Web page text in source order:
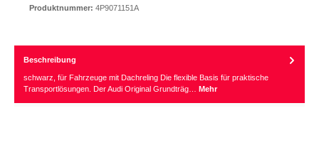
Produktnummer: 4P9071151A
Beschreibung
schwarz, für Fahrzeuge mit Dachreling Die flexible Basis für praktische
Transportlösungen. Der Audi Original Grundträg… Mehr